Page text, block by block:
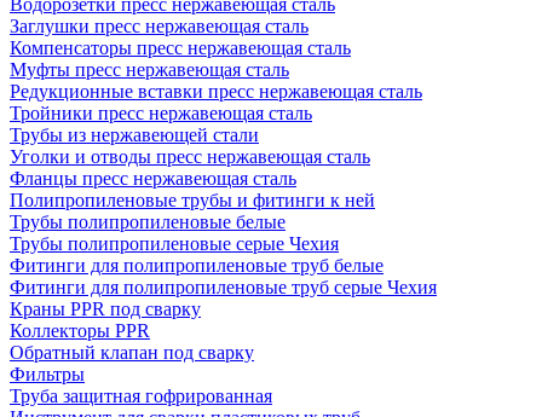
Заглушки пресс нержавеющая сталь
Компенсаторы пресс нержавеющая сталь
Муфты пресс нержавеющая сталь
Редукционные вставки пресс нержавеющая сталь
Тройники пресс нержавеющая сталь
Трубы из нержавеющей стали
Уголки и отводы пресс нержавеющая сталь
Фланцы пресс нержавеющая сталь
Полипропиленовые трубы и фитинги к ней
Трубы полипропиленовые белые
Трубы полипропиленовые серые Чехия
Фитинги для полипропиленовые труб белые
Фитинги для полипропиленовые труб серые Чехия
Краны PPR под сварку
Коллекторы PPR
Обратный клапан под сварку
Фильтры
Труба защитная гофрированная